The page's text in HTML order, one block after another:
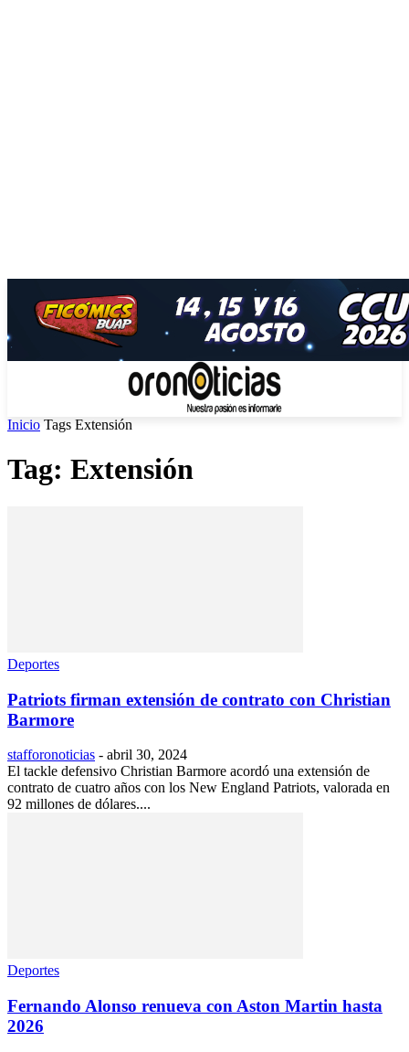
Inicio Tags Extensión
Tag: Extensión
Deportes
Patriots firman extensión de contrato con Christian
Barmore
stafforonoticias - abril 30, 2024
El tackle defensivo Christian Barmore acordó una extensión de
contrato de cuatro años con los New England Patriots, valorada en
92 millones de dólares....
Deportes
Fernando Alonso renueva con Aston Martin hasta
2026